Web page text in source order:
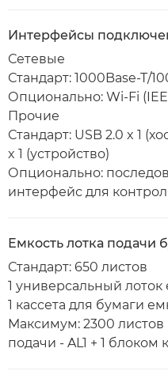
Интерфейсы
Сетевые
Стандарт: 1000Base-T/
Опционально: Wi-Fi
Прочие
Стандарт: USB 2.0 x 1
x 1 (устройство)
Опционально:
интерфейс для
Емкость лотка подачи
Стандарт: 650 листов
1 универсальный лоток
1 кассета для бумаги
Максимум: 2300 листов
подачи - AL1 + 1 блоком